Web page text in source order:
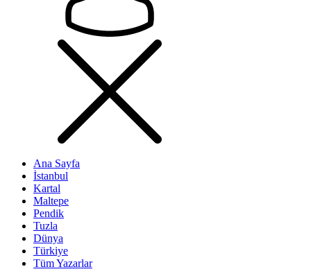
Ana Sayfa
İstanbul
Kartal
Maltepe
Pendik
Tuzla
Dünya
Türkiye
Tüm Yazarlar